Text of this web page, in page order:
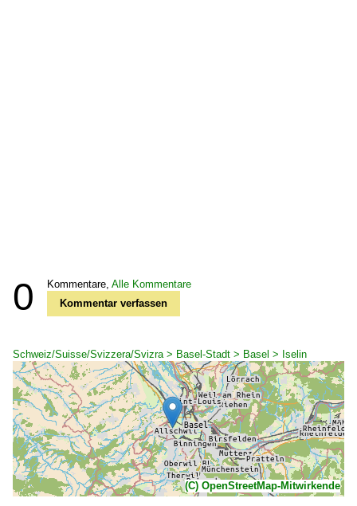
0 Kommentare, Alle Kommentare
Kommentar verfassen
Schweiz/Suisse/Svizzera/Svizra > Basel-Stadt > Basel > Iselin
(C) OpenStreetMap-Mitwirkende